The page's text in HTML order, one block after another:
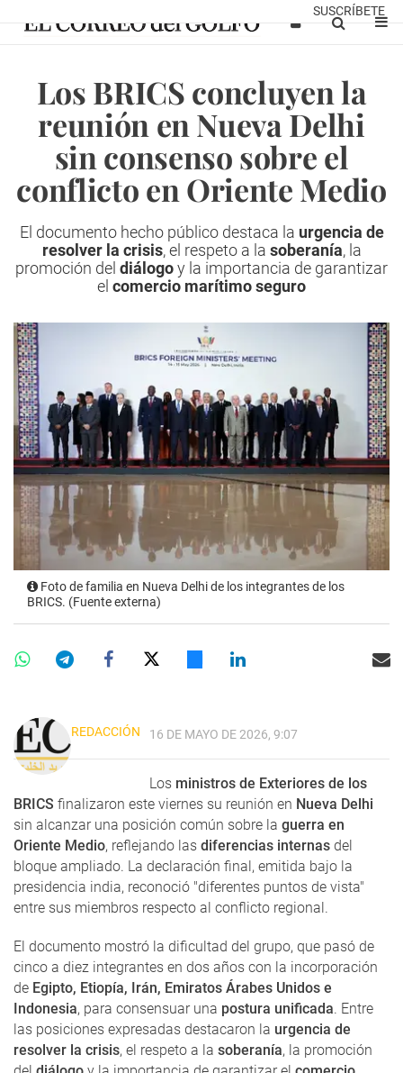
SUSCRÍBETE
Los BRICS concluyen la
reunión en Nueva Delhi
sin consenso sobre el
conflicto en Oriente Medio
El documento hecho público destaca la urgencia de
resolver la crisis, el respeto a la soberanía, la
promoción del diálogoy la importancia de garantizar
el comercio marítimo seguro
Foto de familia en Nueva Delhi de los integrantes de los
BRICS. (Fuente externa)
REDACCIÓN 16 DE MAYO DE 2026, 9:07
Los ministros de Exteriores de los
BRICS finalizaron este viernes su reunión en Nueva Delhi
sin alcanzar una posición común sobre la guerra en
Oriente Medio, reflejando las diferencias internas del
bloque ampliado. La declaración final, emitida bajo la
presidencia india, reconoció "diferentes puntos de vista"
entre sus miembros respecto al conflicto regional.
El documento mostró la dificultad del grupo, que pasó de
cinco a diez integrantes en dos años con la incorporación
de Egipto, Etiopía, Irán, Emiratos Árabes Unidos e
Indonesia, para consensuar una postura unificada. Entre
las posiciones expresadas destacaron la urgencia de
resolver la crisis, el respeto a la soberanía, la promoción